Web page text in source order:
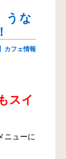
うな
カフェ情報
スイ
ニューに